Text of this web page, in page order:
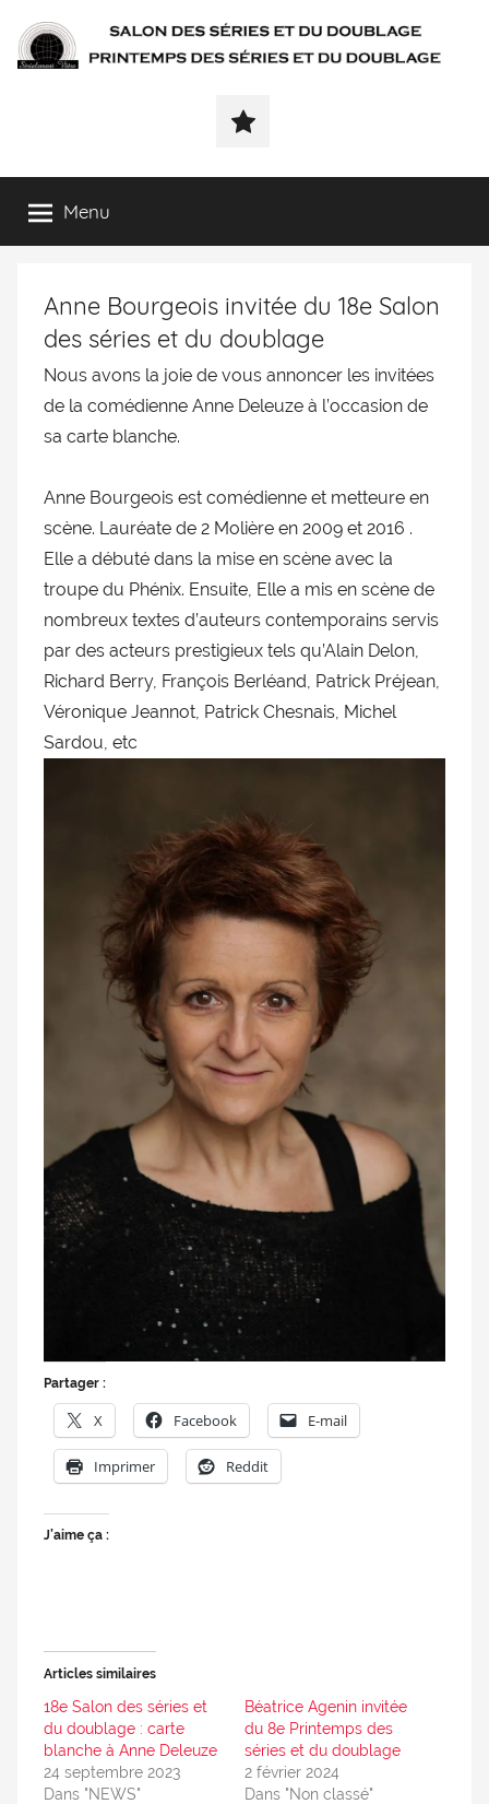
SÉRIALEMENT-
séries
et
doublage
printemps
séries
Rendez-
vous
doublage
Menu
Anne Bourgeois invitée du 18e Salon
des séries et du doublage
Nous avons la joie de vous annoncer les invitées
de la comédienne Anne Deleuze à l’occasion de
sa carte blanche.
Anne Bourgeois est comédienne et metteure en
scène. Lauréate de 2 Molière en 2009 et 2016 .
Elle a débuté dans la mise en scène avec la
troupe du Phénix. Ensuite, Elle a mis en scène de
nombreux textes d’auteurs contemporains servis
par des acteurs prestigieux tels qu’Alain Delon,
Richard Berry, François Berléand, Patrick Préjean,
Véronique Jeannot, Patrick Chesnais, Michel
Sardou, etc
Partager :
X Facebook E-mail
Imprimer Reddit
J’aime ça :
Articles similaires
18e Salon des séries et
du doublage : carte
blanche à Anne Deleuze
24 septembre 2023
Dans "NEWS"
Béatrice Agenin invitée
du 8e Printemps des
séries et du doublage
2 février 2024
Dans "Non classé"